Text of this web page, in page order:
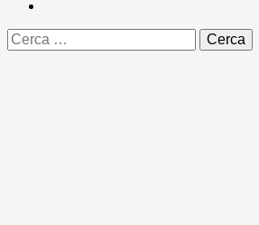
Ricerca
per: